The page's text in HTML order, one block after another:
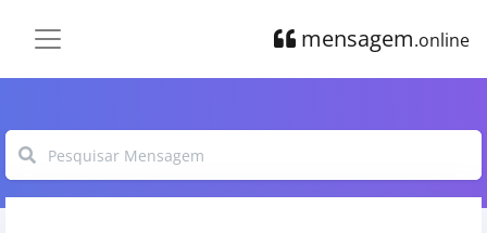
mensagem.online